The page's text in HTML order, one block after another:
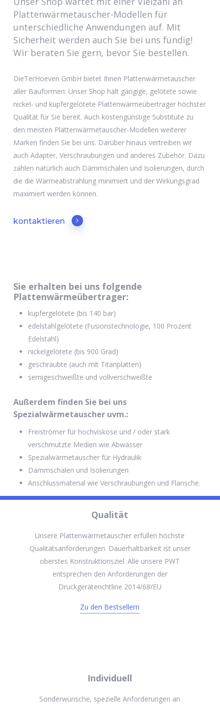
Plattenwärmetauscher-Modellen für
unterschiedliche Anwendungen auf. Mit
Sicherheit werden auch Sie bei uns fündig!
Wir beraten Sie gern, bevor Sie bestellen.
DieTerHoeven GmbH bietet Ihnen Plattenwärmetauscher
aller Bauformen: Unser Shop hält gängige, gelötete sowie
nickel- und kupfergelötete Plattenwärmeübertrager höchster
Qualität für Sie bereit. Auch kostengünstige Substitute zu
den meisten Plattenwärmetauscher-Modellen weiterer
Marken finden Sie bei uns. Darüber hinaus vertreiben wir
auch Adapter, Verschraubungen und anderes Zubehör. Dazu
zählen natürlich auch Dämmschalen und Isolierungen, durch
die die Wärmeabstrahlung minimiert und der Wirkungsgrad
maximiert werden können.
kontaktieren
Sie erhalten bei uns folgende
Plattenwärmeübertrager:
kupfergelötete (bis 140 bar)
edelstahlgelötete (Fusionstechnologie, 100 Prozent
Edelstahl)
nickelgelötete (bis 900 Grad)
geschraubte (auch mit Titanplatten)
semigeschweißte und vollverschweißte
Außerdem finden Sie bei uns
Spezialwärmetauscher uvm.:
Freiströmer für hochviskose und / oder stark
verschmutzte Medien wie Abwässer
Spezialwärmetauscher für Hydraulik
Dämmschalen und Isolierungen
Anschlussmaterial wie Verschraubungen und Flansche.
Qualität
Unsere Plattenwärmetauscher erfüllen höchste
Qualitätsanforderungen. Dauerhaltbarkeit ist unser
oberstes Konstruktionsziel. Alle unsere PWT
entsprechen den Anforderungen der
Druckgeräterichtline 2014/68/EU
Zu den Bestsellern
Individuell
Sonderwünsche, spezielle Anforderungen an